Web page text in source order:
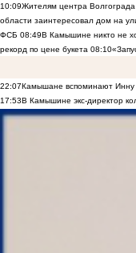
10:09Жителям центра
области заинтересовал дом на
ФСБ 08:49В Камышине никто не
рекорд по цене букета 08:10
22:07Камышане вспоминают Инну
17:53В Камышине экс-директор